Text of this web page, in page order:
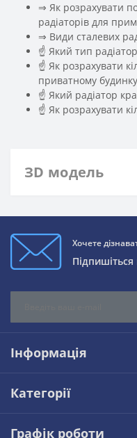
⇒ Як розрахувати
радіаторів для
️⇒ Види сталевих
☝ Який тип
☝ Як розрахувати
приватному
☝ Який радіатор
☝ Як розрахувати
ЗD модель
Хочете
Інформація
Категорії
Графік роботи